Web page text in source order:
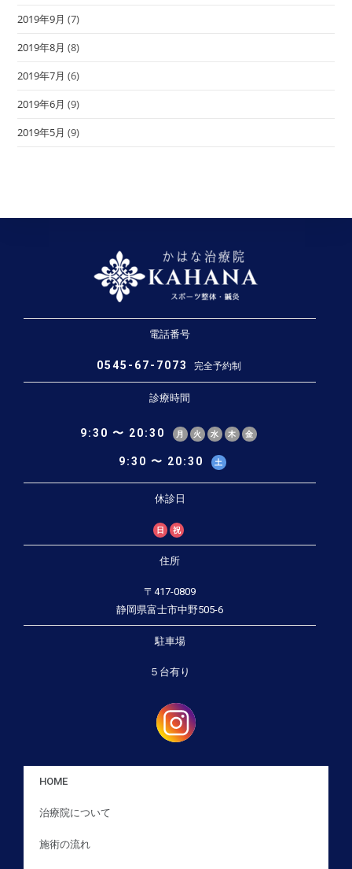
2019年9月 (7)
2019年8月 (8)
2019年7月 (6)
2019年6月 (9)
2019年5月 (9)
電話番号
0545-67-7073 完全予約制
診療時間
9:30 〜 20:30 月 火 水 木 金
9:30 〜 20:30 土
休診日
日 祝
住所
〒417-0809
静岡県富士市中野505-6
駐車場
５台有り
HOME
治療院について
施術の流れ